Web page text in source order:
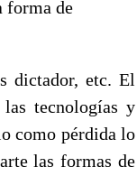
forma de
dictador, etc. El
tecnologías y
como pérdida lo
las formas de